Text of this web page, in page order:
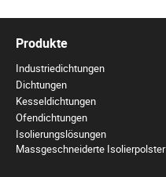
Produkte
Industriedichtungen
Dichtungen
Kesseldichtungen
Ofendichtungen
Isolierungslösungen
Massgeschneiderte Isolierpolster